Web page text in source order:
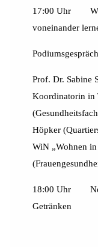
17:00 Uhr Was
voneinander
Prof. Dr. Sabine
Koordinatorin in
Höpker
WiN „Wohnen
18:00 Uhr
Getränken